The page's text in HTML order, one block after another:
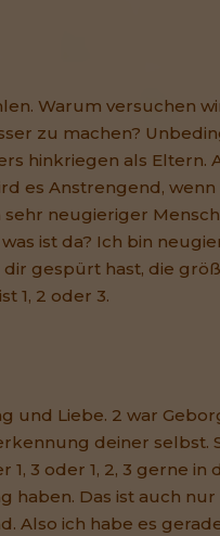
Warum versuchen
zu machen?
hinkriegen als Eltern.
es Anstrengend,
sehr neugieriger
ist da? Ich bin
gespürt hast, die
1, 2 oder 3.
und Liebe. 2 war
deiner selbst.
1, 3 oder 1, 2, 3 gerne
haben. Das ist auch
Also ich habe es